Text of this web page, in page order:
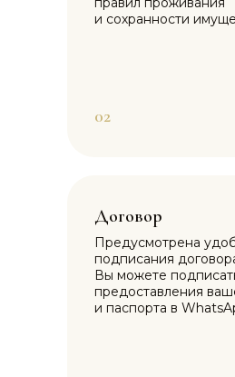
и сохранности
Договор
Предусмотрена
подписания
Вы можете
предоставления
и паспорта в
02